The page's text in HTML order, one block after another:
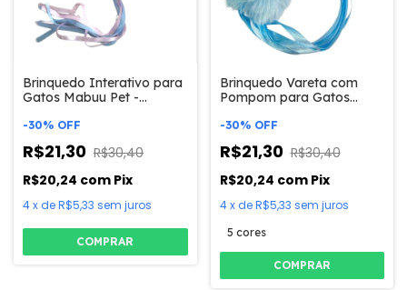
Brinquedo Interativo para
Gatos Mabuu Pet -
-30% OFF
R$21,30 R$30,40
R$20,24 com Pix
4x deR$5,33 sem juros
COMPRAR
Brinquedo Vareta com
Pompom para Gatos
-30% OFF
R$21,30 R$30,40
R$20,24 com Pix
4 x deR$5,33 sem juros
5 cores
COMPRAR